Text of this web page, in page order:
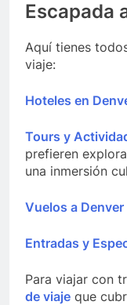
Escapada
Aquí tienes
viaje:
Hoteles en
Tours y
prefieren
una inmersión
Vuelos a Denver
Entradas y
Para viajar con
de viaje que